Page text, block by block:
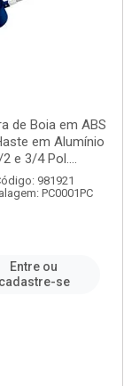
de Boia em ABS
em Alumínio
e 3/4 Pol....
981921
PC0001PC
Entre ou
cadastre-se